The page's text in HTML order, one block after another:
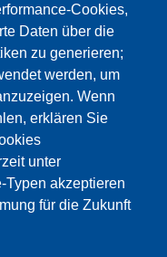
Cookies,
Daten über die
zu generieren;
werden, um
Wenn
erklären Sie
unter
akzeptieren
für die Zukunft
Google Maps
wurden.
COOKIES